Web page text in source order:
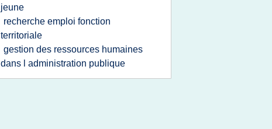
jeune
recherche emploi fonction
territoriale
gestion des ressources humaines
dans l administration publique